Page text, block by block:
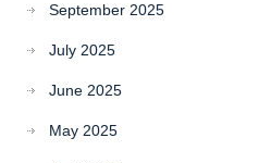
September 2025
July 2025
June 2025
May 2025